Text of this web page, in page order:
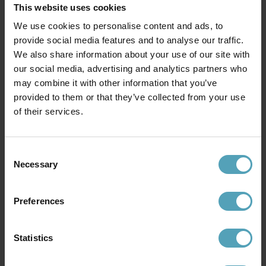
This website uses cookies
We use cookies to personalise content and ads, to
provide social media features and to analyse our traffic.
We also share information about your use of our site with
our social media, advertising and analytics partners who
may combine it with other information that you’ve
provided to them or that they’ve collected from your use
of their services.
Selection
Necessary
Preferences
Statistics
STRÖMSHAGA
Lampolja 1 Liter
STRÖMSHAGA
KAMPANJ